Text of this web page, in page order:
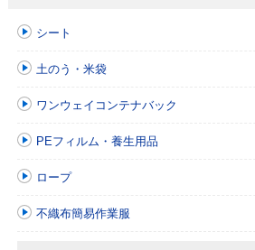
シート
土のう・米袋
ワンウェイコンテナバック
PEフィルム・養生用品
ロープ
不織布簡易作業服